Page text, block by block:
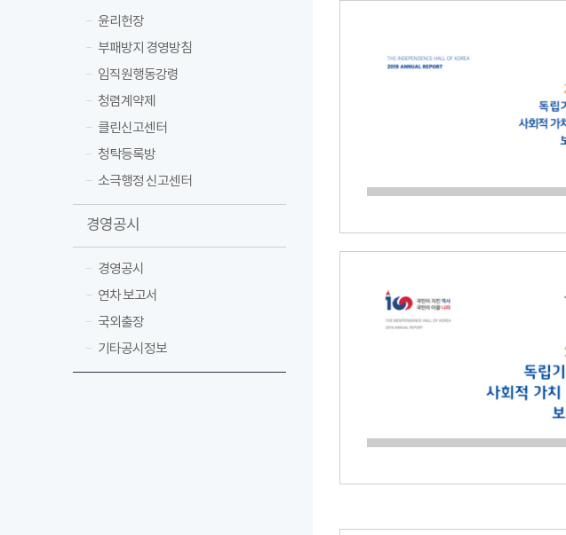
윤리헌장
부패방지 경영방침
임직원행동강령
청렴계약제
클린신고센터
청탁등록방
소극행정 신고센터
경영공시
경영공시
연차 보고서
국외출장
기타공시정보